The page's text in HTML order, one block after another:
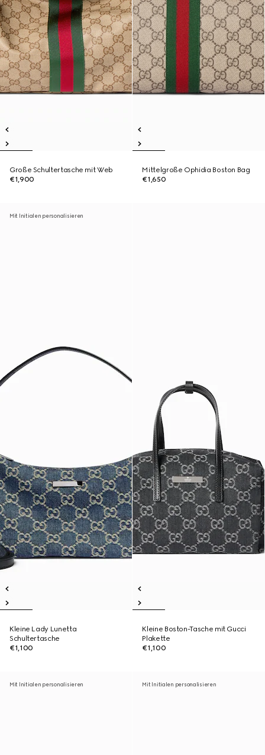
Große Schultertasche mit Web
€1,900
Mittelgroße Ophidia Boston Bag
€1,650
Mit Initialen personalisieren
Kleine Lady Lunetta
Schultertasche
€1,100
Kleine Boston-Tasche mit Gucci
Plakette
€1,100
Mit Initialen personalisieren Mit Initialen personalisieren